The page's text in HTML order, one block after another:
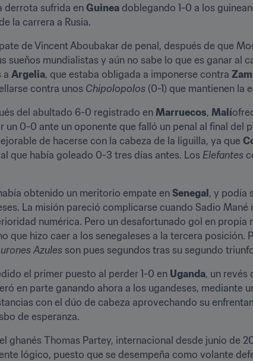
derrota sufrida en Guinea doblegando 1-0 a los
la carrera a Rusia.
de Vincent Aboubakar de penal, después de que
sueños mundialistas y aún no sabe lo que es ganar al
a Argelia, que estaba obligada a imponerse contra
contra unos Chipolopolos (0-1) que mantienen la
del abultado 6-0 registrado en Marruecos, Malí
un 0-0 ante un oponente que falló un penal al final del
de hacerse con la cabeza de la liguilla, ya que
al que había goleado 0-3 tres días antes. Los Elefantes
obtenido un meritorio empate en Senegal , y podía
La misión pareció complicarse cuando Sadio
numérica. Pero un desafortunado gol en propia
que hizo caer a los senegaleses a la tercera posición.
Azules son pues segundos tras su segundo
el primer puesto al perder 1-0 en Uganda, un revés
en parte ganando ahora a los ugandeses, mediante
con el dúo de cabeza aprovechando su
de esperanza.
el ghanés Thomas Partey, internacional desde junio de
lógico, puesto que se desempeña como volante